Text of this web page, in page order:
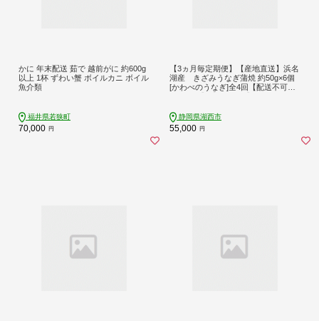
かに 年末配送 茹で 越前がに 約600g
以上 1杯 ずわい蟹 ボイルカニ ボイル
魚介類
福井県若狭町
70,000 円
【3ヵ月毎定期便】【産地直送】浜名
湖産 きざみうなぎ蒲焼 約50g×6個
[かわべのうなぎ]全4回【配送不可地
静岡県湖西市
55,000 円